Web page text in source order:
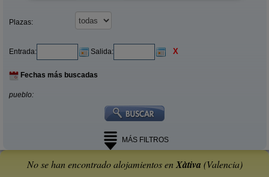
Plazas:
Entrada: Salida: X
Fechas más buscadas
pueblo:
MÁS FILTROS
No se han encontrado alojamientos enXàtiva (Valencia)